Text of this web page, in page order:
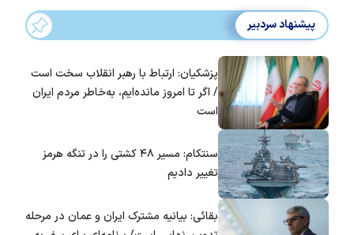
پیشنهاد سردبیر
پزشکیان: ارتباط با رهبر انقلاب سخت است
/ اگر تا امروز مانده‌ایم، به‌خاطر مردم ایران
است
سنتکام: مسیر ۴۸ کشتی را در تنگه هرمز
تغییر دادیم
بقائی: بیانیه مشترک ایران و عمان در مرحله